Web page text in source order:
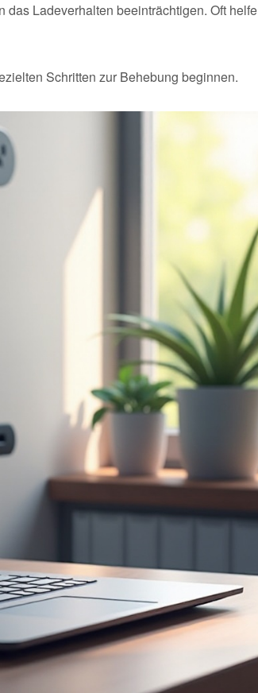
das Ladeverhalten beeinträchtigen. Oft
Schritten zur Behebung beginnen.